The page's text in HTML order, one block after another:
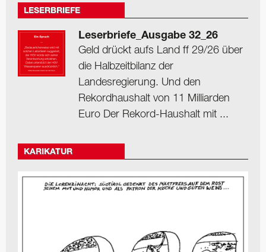
LESERBRIEFE
Leserbriefe_Ausgabe 32_26
Geld drückt aufs Land ff 29/26 über
die Halbzeitbilanz der
Landesregierung. Und den
Rekordhaushalt von 11 Milliarden
Euro Der Rekord-Haushalt mit ...
KARIKATUR